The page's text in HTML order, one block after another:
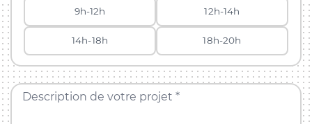
9h-12h 12h-14h
14h-18h 18h-20h
Description de votre projet *